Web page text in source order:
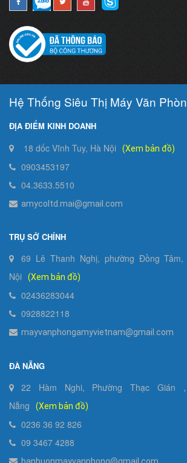
Hệ Thống Siêu Thị Máy Văn
ĐỊA ĐIỂM KINH DOANH
18 dốc Vĩnh Tuy, Hà Nội (Xem bản đồ)
0903453197
04.3633.5510
amycoltd.mai@gmail.com
TRỤ SỞ CHÍNH
69 Lê Thanh Nghị, phường Đồng
Nội
(Xem bản đồ)
02436283044
0928822118
mayvanphongamyvietnam@gmail.com
ĐÀ NẴNG
22 Hàm Nghi, Phường Thạc Gián
Nẵng
(Xem bản đồ)
0236 36 92 826
09 3467 4288